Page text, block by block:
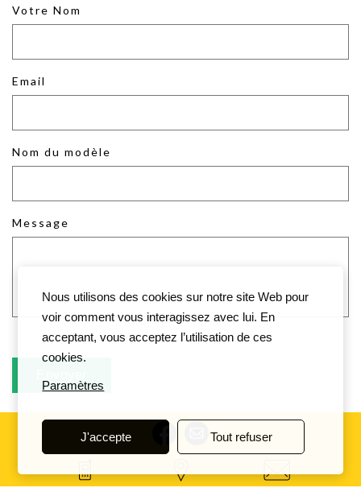
Votre Nom
Email
Nom du modèle
Message
Nous utilisons des cookies sur notre site Web pour
voir comment vous interagissez avec lui. En
acceptant, vous acceptez l’utilisation de ces
cookies.
Paramètres
J'accepte Tout refuser